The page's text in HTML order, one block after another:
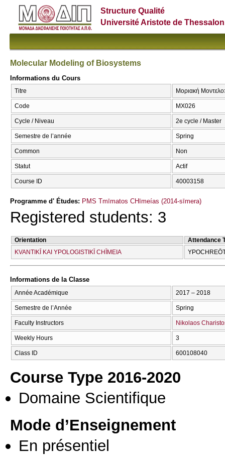
Structure Qualité
Université Aristote de
Molecular Modeling of Biosystems
Informations du Cours
Titre Μοριακή
Code ΜΧ026
Cycle / Niveau 2e cycle / Master
Semestre de l’année Spring
Common Non
Statut Actif
Course ID 40003158
Programme d' Études: PMS Tmīmatos CΗīmeías (2014-sīmera)
Registered students: 3
Orientation
Attendance
KVANTIKĪ KAI YPOLOGISTIKĪ CΗĪMEIA
Informations de la Classe
Année Académique 2017 – 2018
Semestre de l’Année Spring
Faculty Instructors Nikolaos
Weekly Hours 3
Class ID 600108040
Course Type 2016-2020
Domaine Scientifique
Mode d’Enseignement
En présentiel